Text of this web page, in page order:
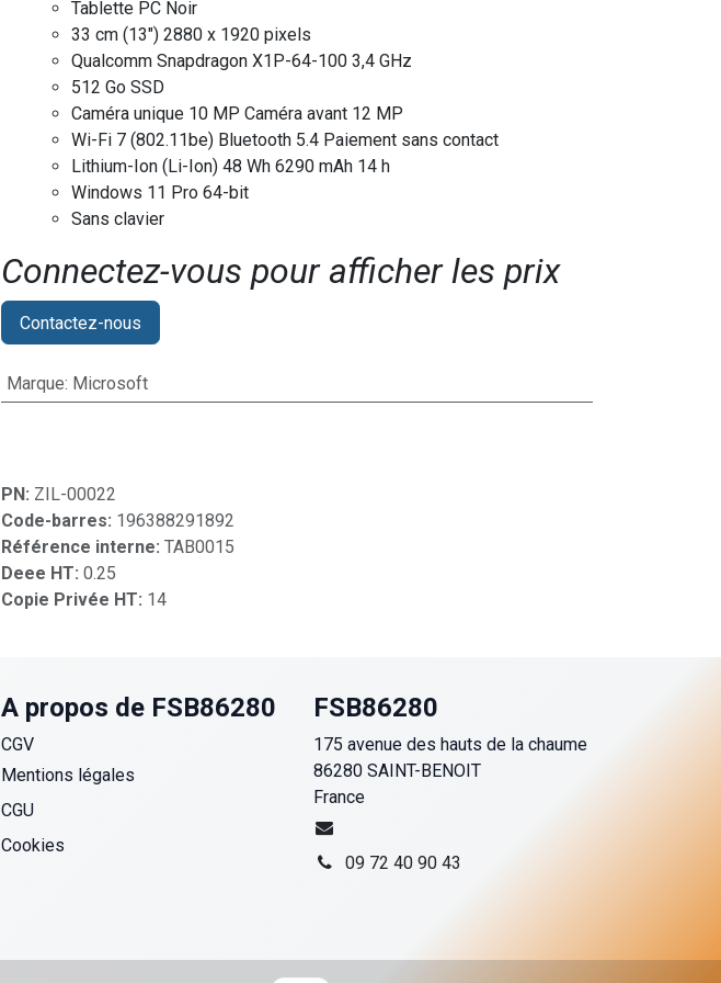
Tablette PC Noir
33 cm (13") 2880 x 1920 pixels
Qualcomm Snapdragon X1P-64-100 3,4 GHz
512 Go SSD
Caméra unique 10 MP Caméra avant 12 MP
Wi-Fi 7 (802.11be) Bluetooth 5.4 Paiement sans contact
Lithium-Ion (Li-Ion) 48 Wh 6290 mAh 14 h
Windows 11 Pro 64-bit
Sans clavier
Connectez-vous pour afficher les prix​
Contactez-nous
Marque: Microsoft
PN: ZIL-00022
Code-barres: 196388291892
Référence interne: TAB0015
Deee HT: 0.25
Copie Privée HT: 14
A propos de FSB86280
CGV
Mentions légales
CGU
Cookies
FSB86280
175 avenue des hauts de la chaume
86280 SAINT-BENOIT
France
09 72 40 90 43